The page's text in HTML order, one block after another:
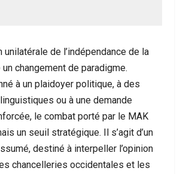
unilatérale de l’indépendance de la
changement de paradigme.
à un plaidoyer politique, à des
ou à une demande
le combat porté par le MAK
un seuil stratégique. Il s’agit d’un
destiné à interpeller l’opinion
chancelleries occidentales et les